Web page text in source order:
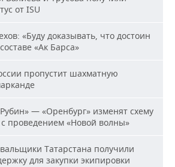
от ISU
«Буду доказывать, что достоин
«Ак Барса»
пропустит шахматную
— «Оренбург» изменят схему
с проведением «Новой волны»
Татарстана получили
для закупки экипировки